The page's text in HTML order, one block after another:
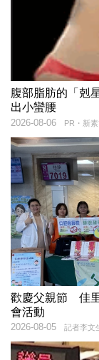
腹部脂肪的「剋
出小蠻腰
PR・新
2026-08-06
歡慶父親節 佳
會活動
記者李文
2026-08-05